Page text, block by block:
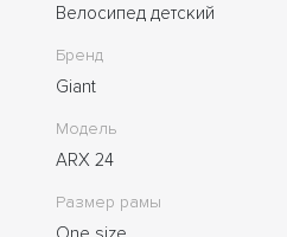
Велосипед детский
Бренд
Giant
Модель
ARX 24
Размер рамы